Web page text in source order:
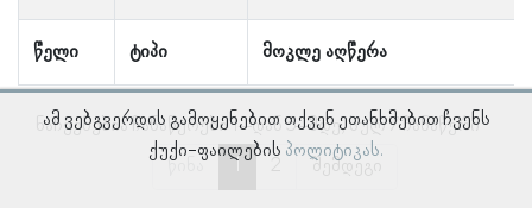
წელი ტიპი მოკლე აღწერა
ნაჩვენებია ჩანაწერები 1–დან 5–მდე, სულ 7 ჩანაწერი
წინა
1 შემდეგი
ამ ვებგვერდის გამოყენებით თქვენ ეთანხმებით ჩვენს
ქუქი-ფაილების პოლიტიკას.